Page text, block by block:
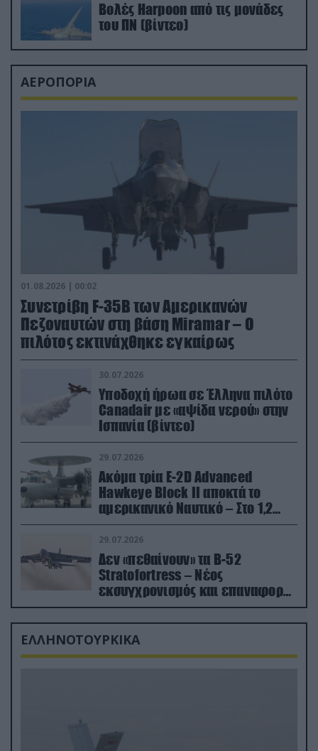
Βολές Harpoon από τις μονάδες
του ΠΝ (βίντεο)
ΑΕΡΟΠΟΡΙΑ
01.08.2026 | 00:02
Συνετρίβη F-35B των Αμερικανών
Πεζοναυτών στη βάση Miramar – Ο
πιλότος εκτινάχθηκε εγκαίρως
30.07.2026
Υποδοχή ήρωα σε Έλληνα πιλότο
Canadair με «αψίδα νερού» στην
Ισπανία (βίντεο)
29.07.2026
Ακόμα τρία E-2D Advanced
Hawkeye Block II αποκτά το
αμερικανικό Ναυτικό – Στο 1,2
δισ.δολάρια το κόστος
29.07.2026
Δεν «πεθαίνουν» τα Β-52
Stratofortress – Νέος
εκσυγχρονισμός και επαναφορά
από τα «νεκροταφεία»
ΕΛΛΗΝΟΤΟΥΡΚΙΚΑ